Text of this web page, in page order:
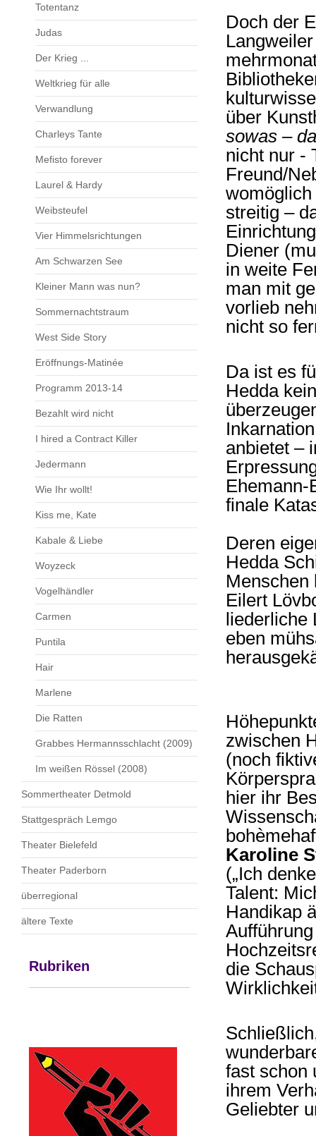
Totentanz
Judas
Der Krieg ...
Weltkrieg für alle
Verwandlung
Charleys Tante
Mefisto forever
Laurel & Hardy
Weibsteufel
Vier Himmelsrichtungen
Am Schwarzen See
Kleiner Mann was nun?
Sommernachtstraum
West Side Story
Eröffnungs-Matinée
Programm 2013-14
Bezahlt wird nicht
I hired a Contract Killer
Jedermann
Wie Ihr wollt!
Kiss me, Kate
Kabale & Liebe
Woyzeck
Vogelhändler
Carmen
Puntila
Hair
Marlene
Die Ratten
Grabbes Hermannsschlacht (2009)
Im weißen Rössel (2008)
Sommertheater Detmold
Stattgespräch Lemgo
Theater Bielefeld
Theater Paderborn
überregional
ältere Texte
Rubriken
Doch der
über
sowas –
nicht nur -
Freund/
streitig –
Diener
in weite
man mit
vorlieb
nicht so
Da ist es
Hedda
anbietet –
Ehemann-
finale
Deren
Hedda
Menschen
Eilert
liederliche
eben
zwischen
(noch
hier ihr
Karoline
(„Ich
Talent:
Handikap
die
fast schon
ihrem
Geliebter